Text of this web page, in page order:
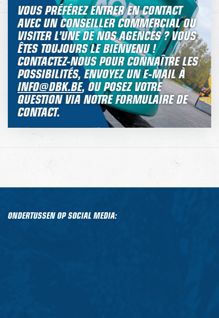
VOUS PRÉFÉREZ ENTRER EN CONTACT
AVEC UN CONSEILLER COMMERCIAL OU
VISITER L’UNE DE NOS AGENCES ? VOUS
ÊTES TOUJOURS LE BIENVENU !
CONTACTEZ-NOUS POUR CONNAÎTRE LES
POSSIBILITÉS, ENVOYEZ UN E-MAIL À
INFO@DBK.BE, OU POSEZ VOTRE
QUESTION VIA NOTREFORMULAIRE DE
CONTACT.
ONDERTUSSEN OP SOCIAL MEDIA: